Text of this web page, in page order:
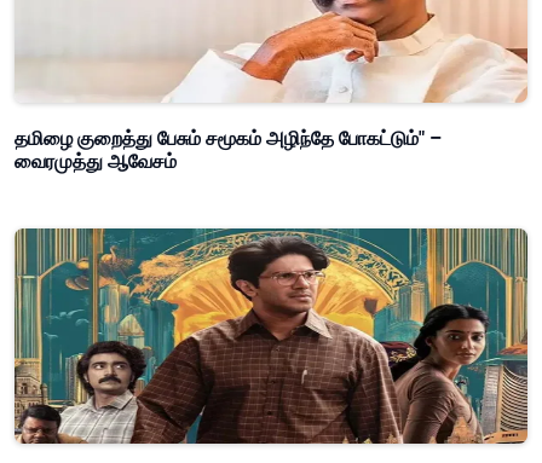
தமிழை குறைத்து பேசும் சமூகம் அழிந்தே போகட்டும்" –
வைரமுத்து ஆவேசம்